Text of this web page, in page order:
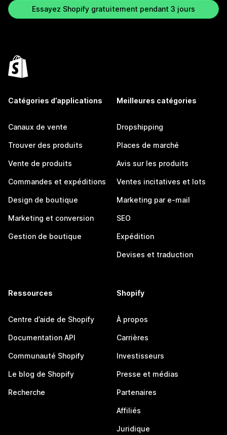
Essayez Shopify gratuitement pendant 3 jours
Catégories d’applications
Canaux de vente
Trouver des produits
Vente de produits
Commandes et expéditions
Design de boutique
Marketing et conversion
Gestion de boutique
Meilleures catégories
Dropshipping
Places de marché
Avis sur les produits
Ventes incitatives et lots
Marketing par e-mail
SEO
Expédition
Devises et traduction
Ressources
Centre d’aide de Shopify
Documentation API
Communauté Shopify
Le blog de Shopify
Recherche
Shopify
À propos
Carrières
Investisseurs
Presse et médias
Partenaires
Affiliés
Juridique